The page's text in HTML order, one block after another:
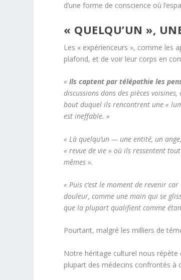
d’une forme de conscience où
« QUELQU’UN »,
Les « expérienceurs », comme les
plafond, et de voir leur corps en
«Ils captent par télépathie les
discussions dans des pièces
bout duquel ils rencontrent une «
est ineffable. »
« Là quelqu’un — une entité, un
« revue de vie » où ils ressentent
mêmes ».
« Puis c’est le moment de revenir
douleur, comme une main qui se
que la plupart qualifient comme
Pourtant, malgré les milliers de
Notre héritage culturel nous répète
plupart des médecins confrontés à